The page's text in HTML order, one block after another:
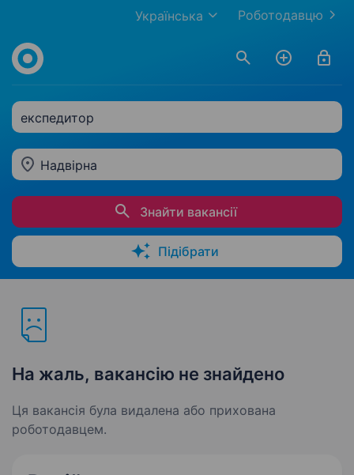
Роботодавцю
Українська
експедитор
Надвірна
Знайти вакансії
Підібрати
На жаль, вакансію не знайдено
Ця вакансія була видалена або прихована
роботодавцем.